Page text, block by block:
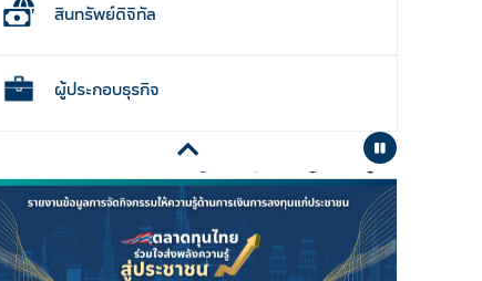
สินทรัพย์ดิจิทัล
ผู้ประกอบธุรกิจ